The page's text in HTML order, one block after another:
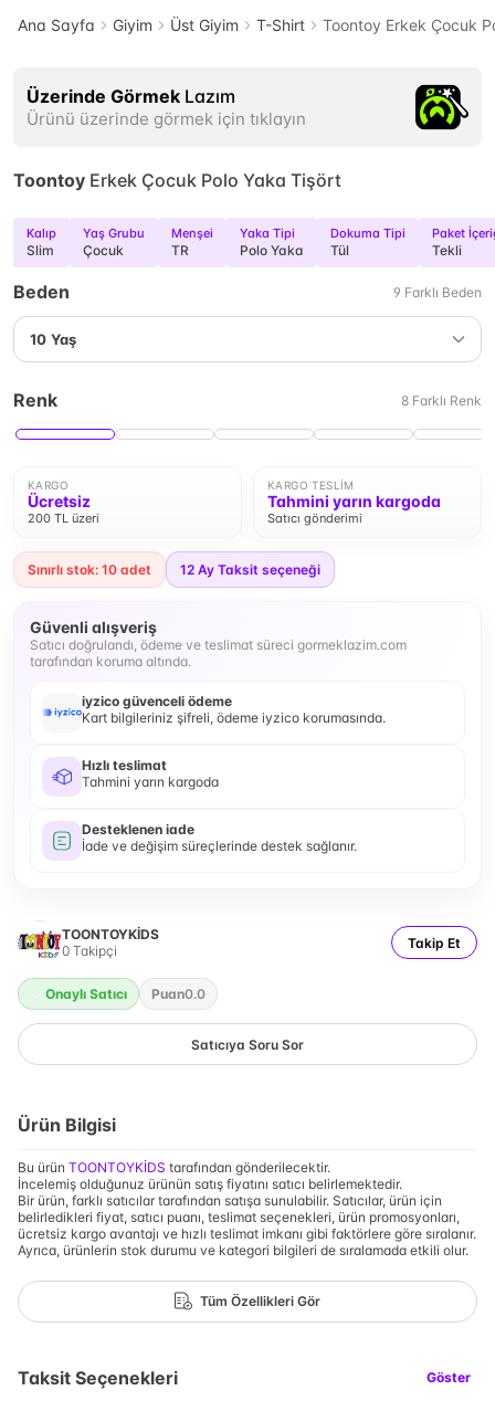
Ana Sayfa Giyim Üst Giyim T-Shirt Toontoy Erkek Çocuk
Üzerinde Görmek Lazım
Ürünü üzerinde görmek için tıklayın
Toontoy Erkek Çocuk Polo Yaka Tişört
Kalıp
Slim
Yaş Grubu
Çocuk
Menşei
TR
Yaka Tipi
Polo Yaka
Dokuma Tipi
Tül
Paket
Tekli
Beden 9 Farklı Beden
10 Yaş
Renk 8 Farklı Renk
KARGO
Ücretsiz
200 TL üzeri
KARGO TESLIM
Tahmini yarın kargoda
Satıcı gönderimi
Sınırlı stok: 10 adet 12 Ay Taksit seçeneği
Güvenli alışveriş
Satıcı doğrulandı, ödeme ve teslimat süreci gormeklazim.com
tarafından koruma altında.
iyzico güvenceli ödeme
Kart bilgileriniz şifreli, ödeme iyzico korumasında.
Hızlı teslimat
Tahmini yarın kargoda
Desteklenen iade
İade ve değişim süreçlerinde destek sağlanır.
TOONTOYKİDS
0 Takipçi Takip Et
Onaylı Satıcı Puan0.0
Satıcıya Soru Sor
Ürün Bilgisi
Bu ürün TOONTOYKİDS tarafından gönderilecektir.
İncelemiş olduğunuz ürünün satış fiyatını satıcı belirlemektedir.
Bir ürün, farklı satıcılar tarafından satışa sunulabilir. Satıcılar, ürün için
belirledikleri fiyat, satıcı puanı, teslimat seçenekleri, ürün promosyonları,
ücretsiz kargo avantajı ve hızlı teslimat imkanı gibi faktörlere göre sıralanır.
Ayrıca, ürünlerin stok durumu ve kategori bilgileri de sıralamada etkili olur.
Tüm Özellikleri Gör
Taksit Seçenekleri Göster